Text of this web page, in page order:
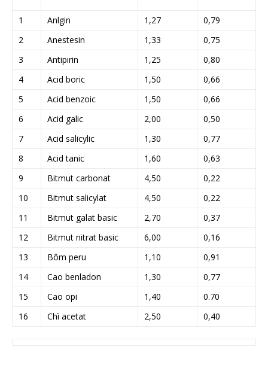
1 Anlgin 1,27
0,79
2
Anestesin 1,33
0,75
3
Antipirin 1,25
0,80
4
Acid boric 1,50
0,66
5
Acid benzoic 1,50
0,66
6
Acid galic 2,00
0,50
7
Acid salicylic 1,30
0,77
8
Acid tanic 1,60
0,63
9
Bitmut carbonat 4,50
0,22
10
Bitmut salicylat 4,50
0,22
11
Bitmut galat basic 2,70
0,37
12
Bitmut nitrat basic 6,00
0,16
13
Bôm peru 1,10
0,91
14
Cao benladon 1,30
0,77
15
Cao opi 1,40
0.70
16
Chì acetat 2,50 0,40